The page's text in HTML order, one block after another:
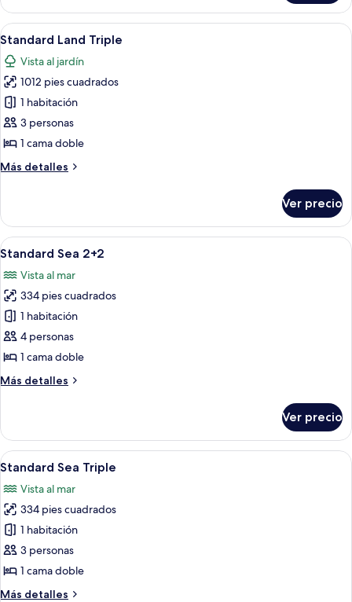
Land
2+2
Abrir
todas
las
fotos
de
Standard
Land
Habitación de hotel con cama, sofá,
8
Standard Land Triple
Vista al jardín
1012 pies cuadrados
1 habitación
3 personas
1 cama doble
Más detalles
Más
Land
Triple
Ver precio
Abrir
todas
las
fotos
de
Standard
Sea
Ropa de cama hipoalergénica y
6
Standard Sea 2+2
Vista al mar
334 pies cuadrados
1 habitación
4 personas
1 cama doble
Más detalles
Más
Sea
2+2
Ver precio
Abrir
todas
las
fotos
de
Standard
Sea
Ropa de cama hipoalergénica y
6
Standard Sea Triple
Vista al mar
334 pies cuadrados
1 habitación
3 personas
1 cama doble
Más detalles
Más